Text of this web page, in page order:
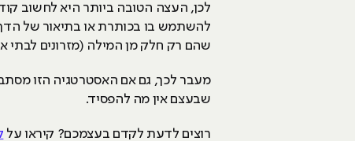
לכן, העצה הטובה ביותר היא לחשוב
להשתמש בו בכותרת או בתיאור של
שהם רק חלק מן המילה (מזרונים לבתי
מעבר לכך, גם אם האסטרטגיה הזו
שבעצם אין מה להפסיד.
רוצים לדעת לקדם בעצמכם? קיראו על